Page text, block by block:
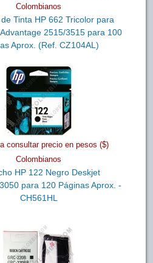
Colombianos
Tinta HP 662 Tricolor para
2515/3515 para 100
Aprox. (Ref. CZ104AL)
consultar precio en pesos ($)
Colombianos
HP 122 Negro Deskjet
para 120 Páginas Aprox. -
CH561HL